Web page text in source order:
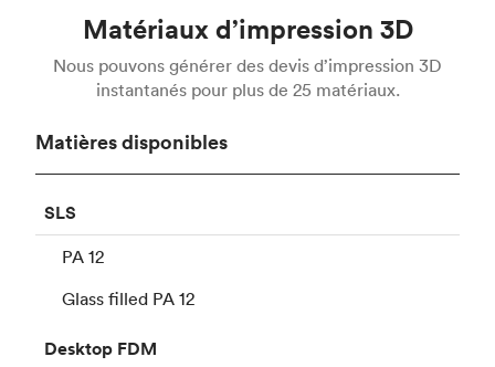
Matériaux d’impression 3D
Nous pouvons générer des devis d’impression 3D
instantanés pour plus de 25 matériaux.
Matières disponibles
SLS
PA 12
Glass filled PA 12
Desktop FDM